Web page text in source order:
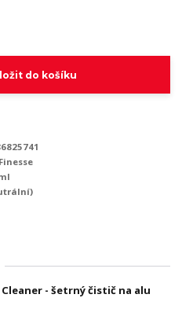
do košíku
- šetrný čistič na alu